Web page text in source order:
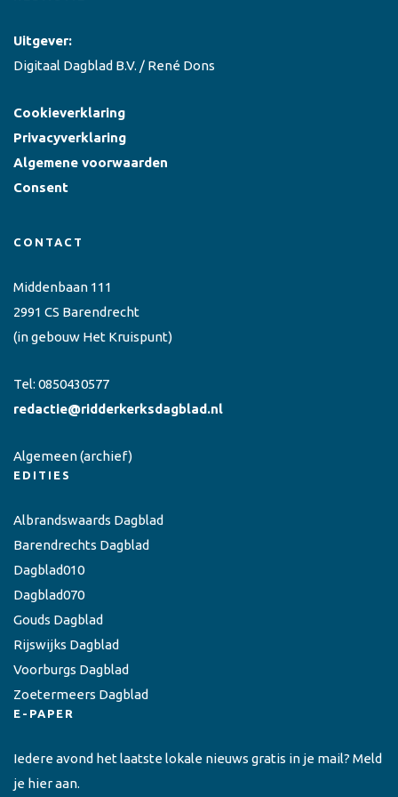
Uitgever:
Digitaal Dagblad B.V. / René Dons
Cookieverklaring
Privacyverklaring
Algemene voorwaarden
Consent
CONTACT
Middenbaan 111
2991 CS Barendrecht
(in gebouw Het Kruispunt)
Tel: 0850430577
redactie@ridderkerksdagblad.nl
Algemeen(archief)
EDITIES
Albrandswaards Dagblad
Barendrechts Dagblad
Dagblad010
Dagblad070
Gouds Dagblad
Rijswijks Dagblad
Voorburgs Dagblad
Zoetermeers Dagblad
E-PAPER
Iedere avond het laatste lokale nieuws gratis in je mail? Meld
je hier aan.